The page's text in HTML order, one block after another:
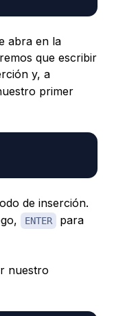
abra en la
que escribir
y, a
primer
de inserción.
ENTER
para
nuestro